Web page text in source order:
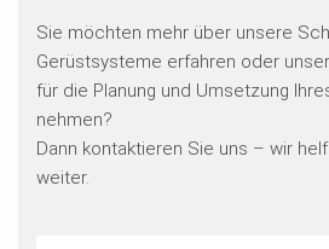
Sie möchten mehr über unsere
Gerüstsysteme erfahren oder
für die Planung und Umsetzung
nehmen?
Dann kontaktieren Sie uns – wir
weiter.